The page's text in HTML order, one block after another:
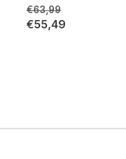
€63,99
€55,49